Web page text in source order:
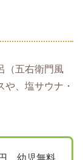
（五右衛門風
、塩サウナ・
、幼児無料